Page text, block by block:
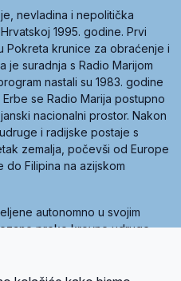
nevladina i nepolitička
1995. godine. Prvi
Pokreta krunice za obraćenje i
je suradnja s Radio Marijom
nastali su 1983. godine
se Radio Marija postupno
nacionalni prostor. Nakon
i radijske postaje s
zemalja, počevši od Europe
do Filipina na azijskom
autonomno u svojim
preko krovne udruge
je sedam članica, među